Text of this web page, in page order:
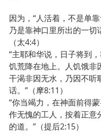
因为，“人活着，不是单靠
乃是靠神口里所出的一切
（太4:4）
“主耶和华说，日子将到
饥荒降在地上。人饥饿非
干渴非因无水，乃因不听
话。”（摩8:11）
“你当竭力，在神面前得蒙
作无愧的工人，按着正意
的道。”（提后2:15）